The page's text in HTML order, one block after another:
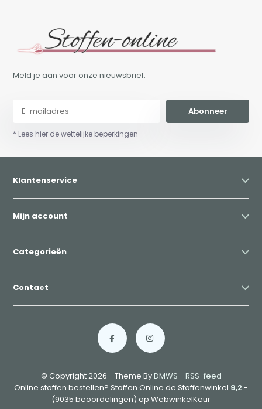
Meld je aan voor onze nieuwsbrief:
Abonneer
* Lees hier de wettelijke beperkingen
Klantenservice
Mijn account
Categorieën
Contact
© Copyright 2026 - Theme ByDMWS - RSS-feed
Online stoffen bestellen? Stoffen Online de Stoffenwinkel 9,2 -
(9035 beoordelingen) op WebwinkelKeur